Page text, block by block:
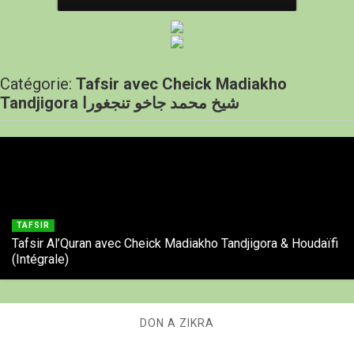
Catégorie: Tafsir avec Cheick Madiakho
Tandjigora شيخ محمد جاخو تنجغورا
TAFSIR
Tafsir Al’Quran avec Cheick Madiakho Tandjigora & Houdaïfi
(Intégrale)
DON A ZIKRA